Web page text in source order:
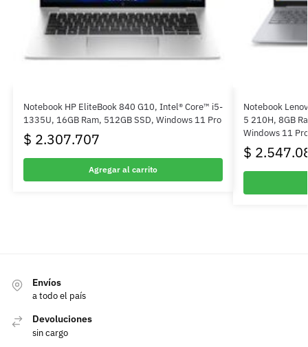
Notebook HP EliteBook 840 G10, Intel® Core™ i5-
1335U, 16GB Ram, 512GB SSD, Windows 11 Pro
$ 2.307.707
Agregar al carrito
Notebook
5 210H, 8GB
Windows 11 Pro
$
Envíos
a todo el país
Devoluciones
sin cargo